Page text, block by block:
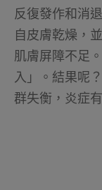
反復發作和消
自皮膚乾燥，
肌膚屏障不足
入」。結果呢
群失衡，炎症